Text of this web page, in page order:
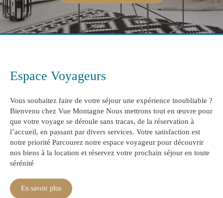
Espace Voyageurs
Vous souhaitez faire de votre séjour une expérience inoubliable ?
Bienvenu chez Vue Montagne Nous mettrons tout en œuvre pour
que votre voyage se déroule sans tracas, de la réservation à
l’accueil, en passant par divers services. Votre satisfaction est
notre priorité Parcourez notre espace voyageur pour découvrir
nos biens à la location et réservez votre prochain séjour en toute
sérénité
En savoir plus